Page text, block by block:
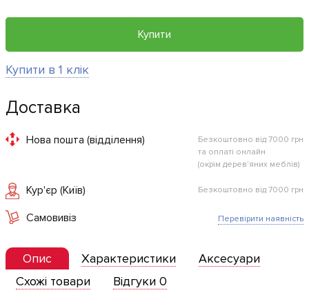
Купити
Купити в 1 клік
Доставка
Нова пошта (відділення)
Безкоштовно від 7000 грн
та оплаті онлайн
(окрім дерев'яних меблів)
Кур'єр (Київ) Безкоштовно від 7000 грн
Самовивіз Перевірити наявність
Опис Характеристики
Аксесуари
Схожі товари
Відгуки 0